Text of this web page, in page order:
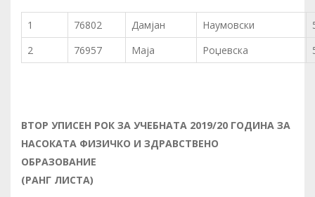
1 76802 Дамјан Наумовски
2
76957 Маја Роџевска
ВТОР УПИСЕН РОК ЗА УЧЕБНАТА 2019/20 ГОДИНА ЗА
НАСОКАТА ФИЗИЧКО И ЗДРАВСТВЕНО
ОБРАЗОВАНИЕ
(РАНГ ЛИСТА)